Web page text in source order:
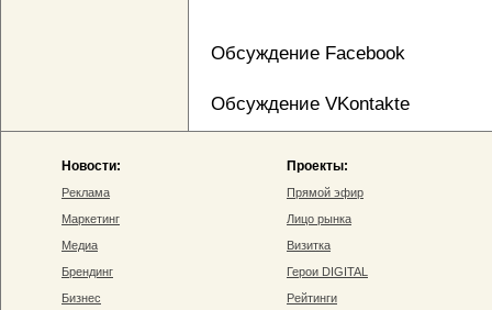
Обсуждение Facebook
Обсуждение VKontakte
Новости:
Реклама
Маркетинг
Медиа
Брендинг
Бизнес
Проекты:
Прямой эфир
Лицо рынка
Визитка
Герои DIGITAL
Рейтинги